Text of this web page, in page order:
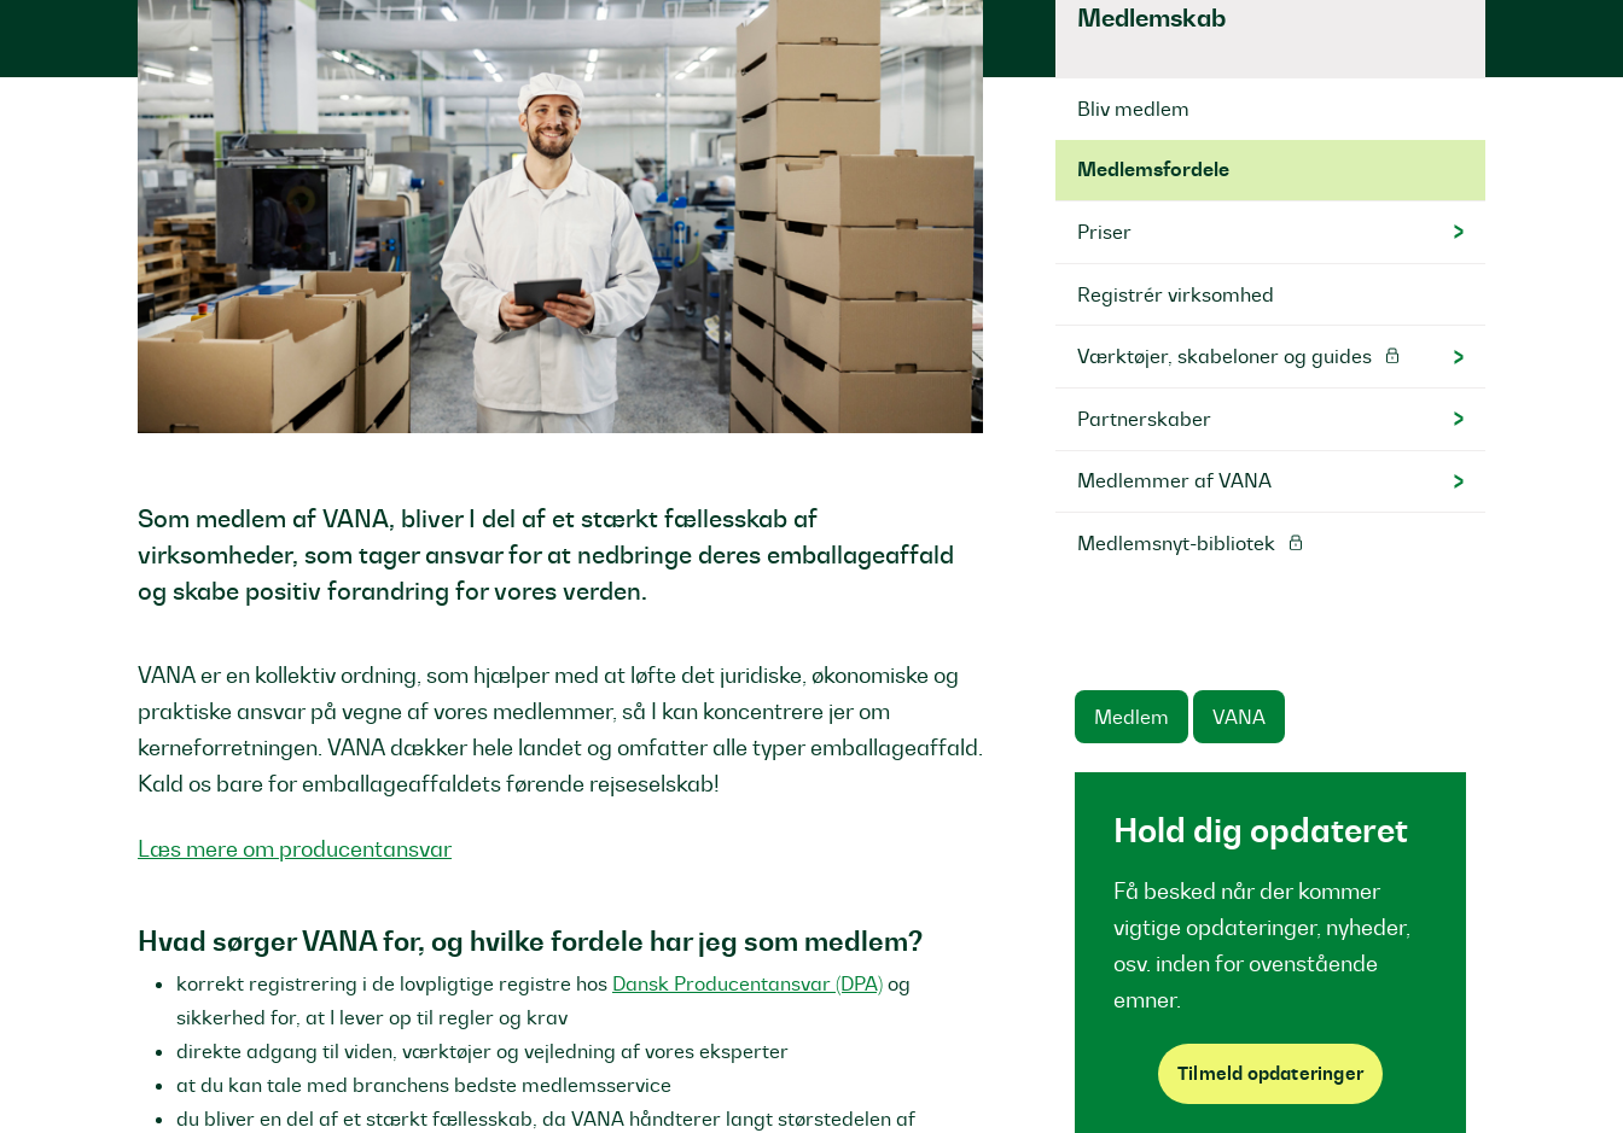
Som medlem af VANA, bliver I del af et stærkt fællesskab af
virksomheder, som tager ansvar for at nedbringe deres emballageaffald
og skabe positiv forandring for vores verden.
VANA er en kollektiv ordning, som hjælper med at løfte det juridiske, økonomiske og
praktiske ansvar på vegne af vores medlemmer, så I kan koncentrere jer om
kerneforretningen. VANA dækker hele landet og omfatter alle typer emballageaffald.
Kald os bare for emballageaffaldets førende rejseselskab!
Læs mere om producentansvar
Hvad sørger VANA for, og hvilke fordele har jeg som medlem?
korrekt registrering i de lovpligtige registre hos Dansk Producentansvar (DPA) og
sikkerhed for, at I lever op til regler og krav
direkte adgang til viden, værktøjer og vejledning af vores eksperter
at du kan tale med branchens bedste medlemsservice
du bliver en del af et stærkt fællesskab, da VANA håndterer langt størstedelen af
Medlemskab
Bliv medlem
Medlemsfordele
Priser
Registrér virksomhed
Værktøjer, skabeloner og guides
Partnerskaber
Medlemmer af VANA
Medlemsnyt-bibliotek
Medlem VANA
Hold dig opdateret
Få besked når der kommer
vigtige opdateringer, nyheder,
osv. inden for ovenstående
emner.
Tilmeld opdateringer